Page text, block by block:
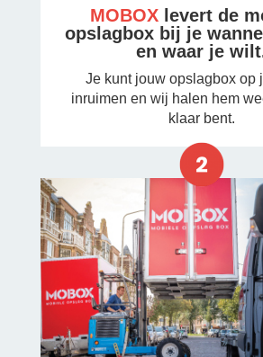
MOBOX levert de
opslagbox bij je
en waar je
Je kunt jouw opslagbox op
inruimen en wij halen hem
klaar bent.